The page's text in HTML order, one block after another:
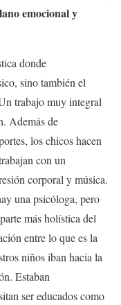
emocional y
donde
sino también el
trabajo muy integral
Además de
los chicos hacen
con un
corporal y música.
una psicóloga, pero
más holística del
entre lo que es la
niños iban hacia la
Estaban
ser educados como